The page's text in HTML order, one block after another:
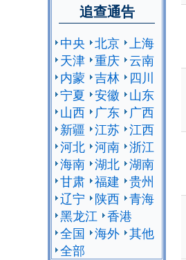
追查通告
中央 北京 上海
天津 重庆 云南
内蒙 吉林
四川
宁夏 安徽
山东
山西
广东
广西
新疆 江苏 江西
河北 河南 浙江
海南 湖北 湖南
甘肃 福建 贵州
辽宁
陕西 青海
黑龙江 香港
全国 海外 其他
全部